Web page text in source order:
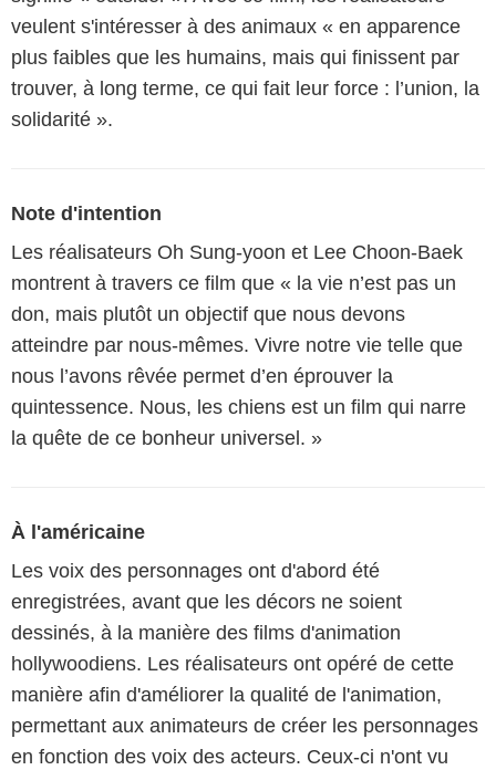
veulent s'intéresser à des animaux « en apparence
plus faibles que les humains, mais qui finissent par
trouver, à long terme, ce qui fait leur force : l’union, la
solidarité ».
Note d'intention
Les réalisateurs Oh Sung-yoon et Lee Choon-Baek
montrent à travers ce film que « la vie n’est pas un
don, mais plutôt un objectif que nous devons
atteindre par nous-mêmes. Vivre notre vie telle que
nous l’avons rêvée permet d’en éprouver la
quintessence. Nous, les chiens est un film qui narre
la quête de ce bonheur universel. »
À l'américaine
Les voix des personnages ont d'abord été
enregistrées, avant que les décors ne soient
dessinés, à la manière des films d'animation
hollywoodiens. Les réalisateurs ont opéré de cette
manière afin d'améliorer la qualité de l'animation,
permettant aux animateurs de créer les personnages
en fonction des voix des acteurs. Ceux-ci n'ont vu